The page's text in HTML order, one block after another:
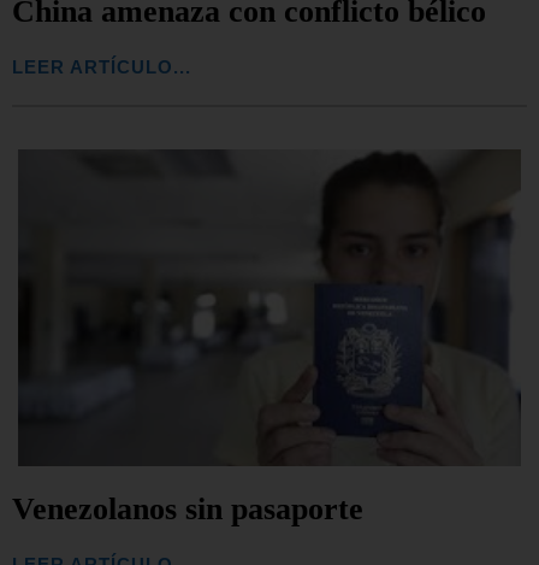
China amenaza con conflicto bélico
LEER ARTÍCULO...
Venezolanos sin pasaporte